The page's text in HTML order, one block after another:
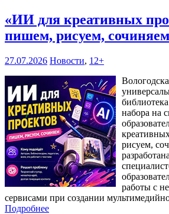
«ИИ для креативных
пишем, рисуем,
27.07.2026 Новости, 12+
набора на
рисуем,
работы с
сервисами при создании
Подробнее